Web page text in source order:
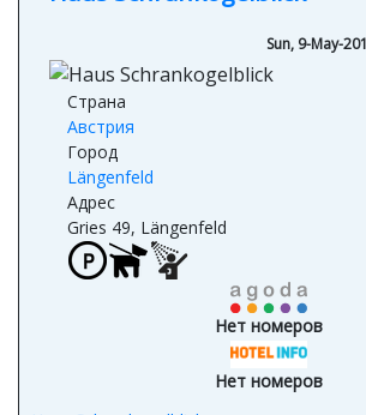
Haus Schrankogelblick
Sun, 9-May-2010
Страна
Австрия
Город
Längenfeld
Адрес
Gries 49, Längenfeld
Нет номеров